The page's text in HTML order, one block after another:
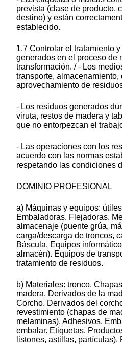
prevista (clase de producto,
destino) y están
establecido.
1.7 Controlar el tratamiento
generados en el proceso de
transformación. / - Los
transporte,
aprovechamiento de
- Los residuos generados
viruta, restos de madera y
que no entorpezcan el
- Las operaciones con los
acuerdo con las normas
respetando las condiciones
DOMINIO PROFESIONAL
a) Máquinas y equipos:
Embaladoras. Flejadoras.
almacenaje (puente grúa,
carga/descarga de troncos,
Báscula. Equipos
almacén). Equipos de
tratamiento de residuos.
b) Materiales: tronco.
madera. Derivados de la
Corcho. Derivados del
revestimiento (chapas de
melaminas). Adhesivos.
embalar. Etiquetas.
listones, astillas, partículas).